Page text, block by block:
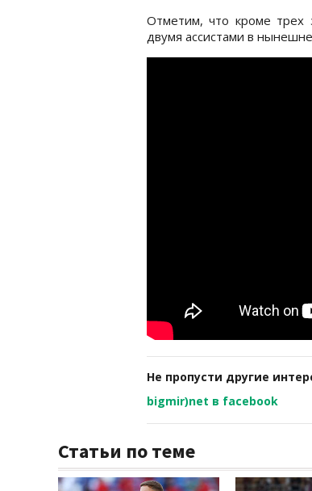
Отметим, что кроме трех
двумя ассистами в
Не пропусти другие
bigmir)net в facebook
Статьи по теме